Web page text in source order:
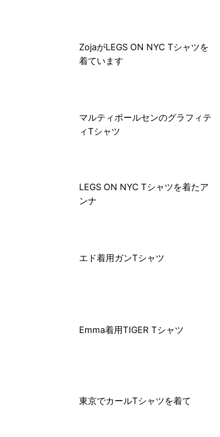
ZojaがLEGS ON NYC Tシャツを
着ています
マルティポールセンのグラフィテ
ィTシャツ
LEGS ON NYC Tシャツを着たア
ンナ
エド着用ガンTシャツ
Emma着用TIGER Tシャツ
東京でカールTシャツを着て